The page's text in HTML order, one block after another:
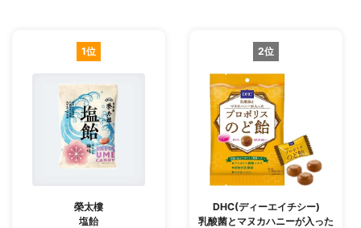
1位
榮太樓
塩飴
2位
DHC(ディーエイチシー)
乳酸菌とマヌカハニーが入った